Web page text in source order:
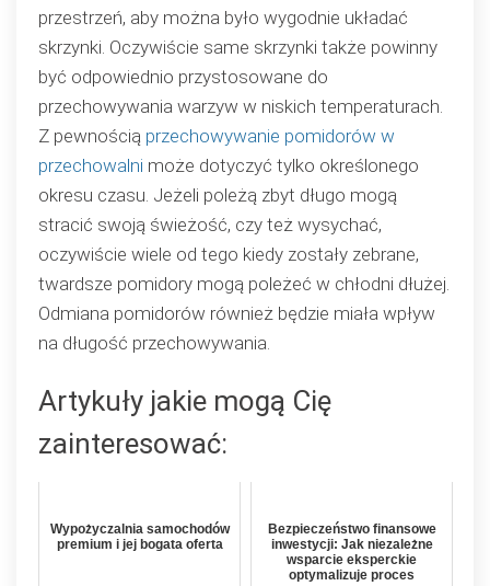
przestrzeń, aby można było wygodnie układać
skrzynki. Oczywiście same skrzynki także powinny
być odpowiednio przystosowane do
przechowywania warzyw w niskich temperaturach.
Z pewnością przechowywanie pomidorów w
przechowalni może dotyczyć tylko określonego
okresu czasu. Jeżeli poleżą zbyt długo mogą
stracić swoją świeżość, czy też wysychać,
oczywiście wiele od tego kiedy zostały zebrane,
twardsze pomidory mogą poleżeć w chłodni dłużej.
Odmiana pomidorów również będzie miała wpływ
na długość przechowywania.
Artykuły jakie mogą Cię
zainteresować:
Wypożyczalnia samochodów
premium i jej bogata oferta
Bezpieczeństwo finansowe
inwestycji: Jak niezależne
wsparcie eksperckie
optymalizuje proces